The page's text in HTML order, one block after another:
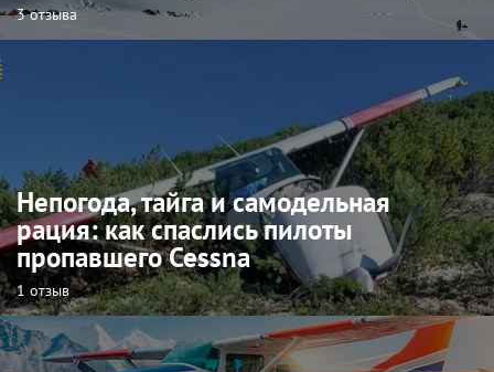
3 отзыва
Непогода, тайга и самодельная
рация: как спаслись пилоты
пропавшего Cessna
1 отзыв